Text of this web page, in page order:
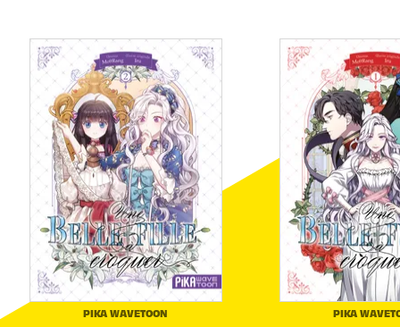
PIKA WAVETOON PIKA